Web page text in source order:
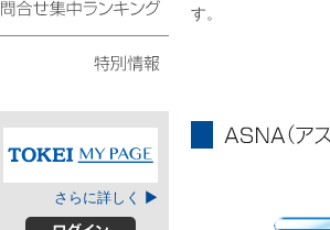
す。
スト
TOKEIマイページ
さらに詳しく ▶